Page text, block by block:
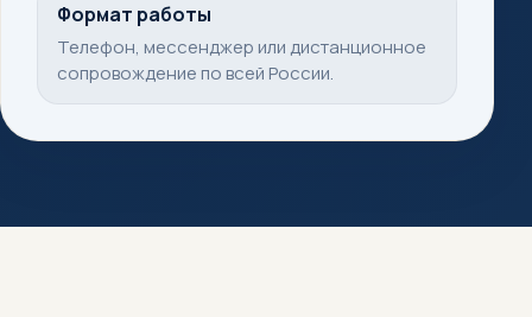
Формат работы
Телефон, мессенджер или дистанционное
сопровождение по всей России.